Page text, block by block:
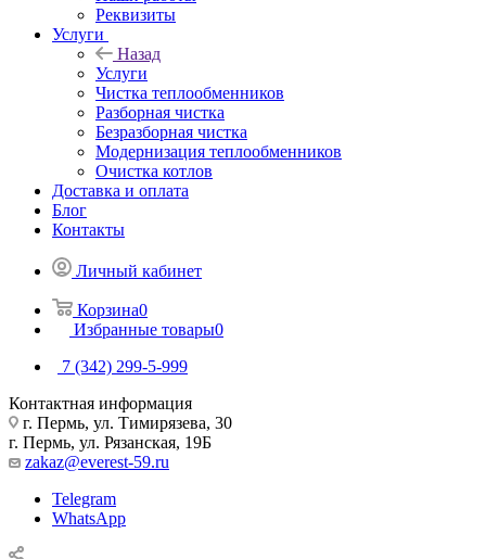
Реквизиты
Услуги
Назад
Услуги
Чистка теплообменников
Разборная чистка
Безразборная чистка
Модернизация теплообменников
Очистка котлов
Доставка и оплата
Блог
Контакты
Личный кабинет
Корзина0
Избранные товары0
7 (342) 299-5-999
Контактная информация
г. Пермь, ул. Тимирязева, 30
г. Пермь, ул. Рязанская, 19Б
zakaz@everest-59.ru
Telegram
WhatsApp